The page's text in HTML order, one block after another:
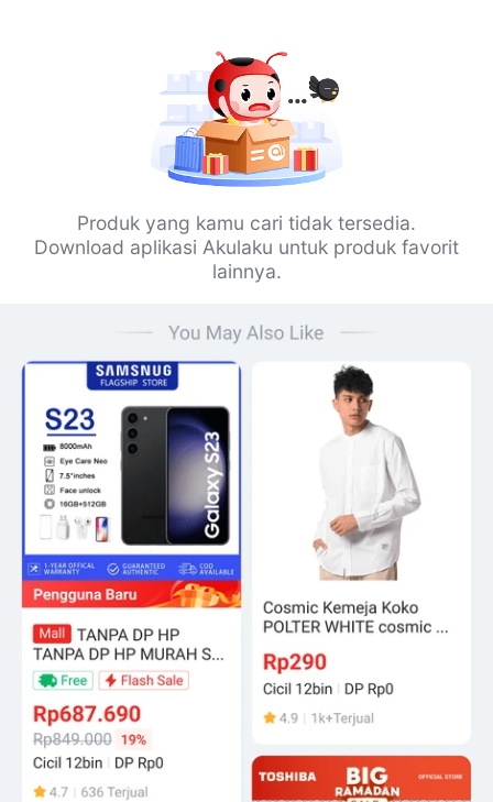
Produk yang kamu cari tidak tersedia.
Download aplikasi Akulaku untuk produk favorit
lainnya.